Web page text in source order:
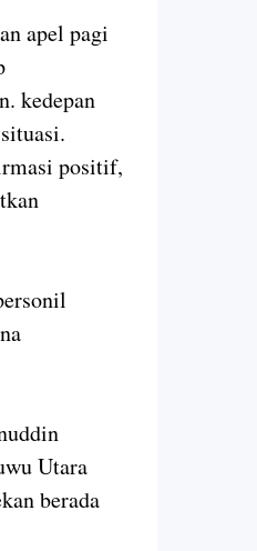
apel pagi
kedepan
positif,
Utara
berada